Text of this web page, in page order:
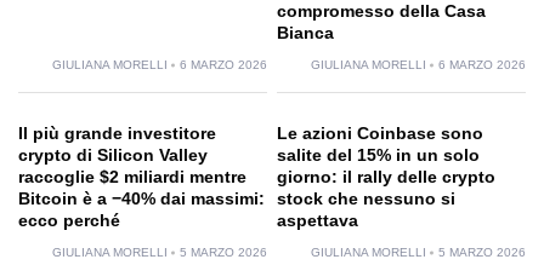
GIULIANA MORELLI 6 MARZO 2026
compromesso della Casa
Bianca
GIULIANA MORELLI 6 MARZO 2026
Il più grande investitore
crypto di Silicon Valley
raccoglie $2 miliardi mentre
Bitcoin è a −40% dai massimi:
ecco perché
GIULIANA MORELLI 5 MARZO 2026
Le azioni Coinbase sono
salite del 15% in un solo
giorno: il rally delle crypto
stock che nessuno si
aspettava
GIULIANA MORELLI 5 MARZO 2026